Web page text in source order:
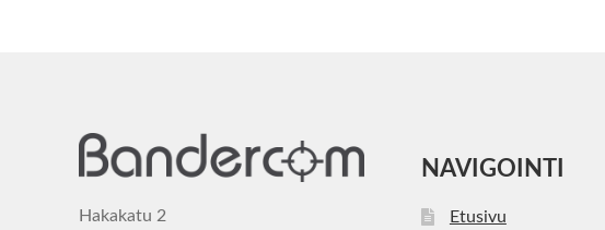
Hakakatu 2
NAVIGOINTI
Etusivu